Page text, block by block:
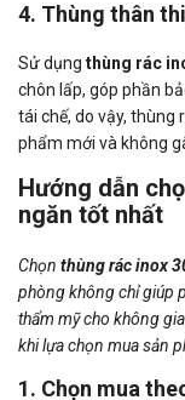
4. Thùng thân
Sử dụng thùng rác
chôn lấp, góp phần
tái chế, do vậy, thùng
phẩm mới và không
Hướng dẫn
ngăn tốt nhất
Chọn thùng rác inox
phòng không chỉ giúp
thẩm mỹ cho không
khi lựa chọn mua sản
1. Chọn mua